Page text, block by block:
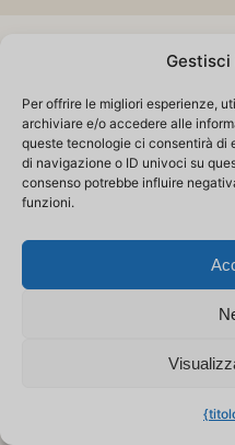
Gestisci
Per offrire le migliori esperienze,
archiviare e/o accedere alle
queste tecnologie ci consentirà di
di navigazione o ID univoci su
consenso potrebbe influire
funzioni.
Prendi
per la
per la